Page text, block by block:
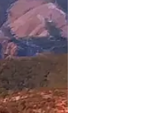
ができます。